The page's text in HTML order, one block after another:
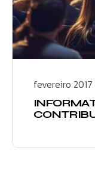
fevereiro 2017